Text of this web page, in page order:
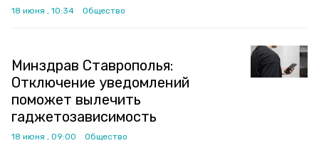
18 июня , 10:34 Общество
Минздрав Ставрополья:
Отключение уведомлений
поможет вылечить
гаджетозависимость
18 июня , 09:00 Общество